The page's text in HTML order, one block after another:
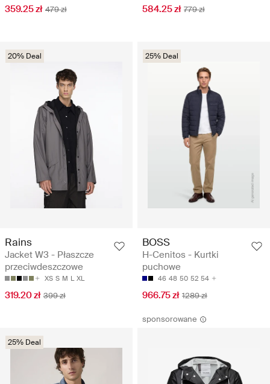
359.25 zł 479 zł 584.25 zł 779 zł
20% Deal
Rains
Jacket W3 - Płaszcze
przeciwdeszczowe
XS S M L XL
319.20 zł 399 zł
25% Deal
BOSS
H-Cenitos - Kurtki
puchowe
46 48 50 52 54
966.75 zł 1289 zł
25% Deal
sponsorowane